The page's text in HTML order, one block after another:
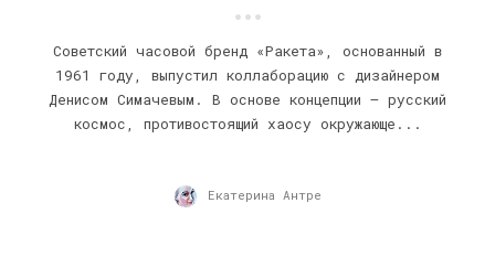
Советский часовой бренд «Ракета», основанный в
1961 году, выпустил коллаборацию с дизайнером
Денисом Симачевым. В основе концепции — русский
космос, противостоящий хаосу окружающе...
Екатерина Антре